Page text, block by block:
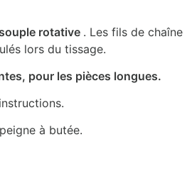
rotative . Les fils de chaîne
lors du tissage.
pour les pièces longues.
à butée.